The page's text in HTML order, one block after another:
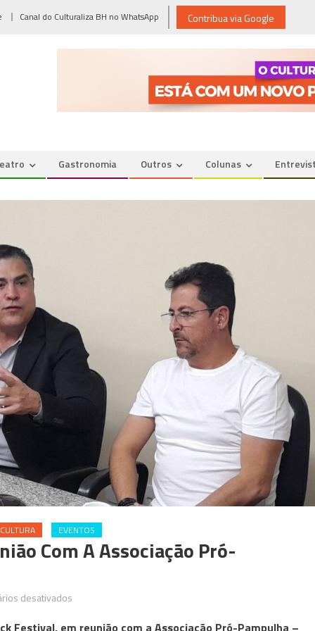
Canal do Culturaliza BH no WhatsApp Contribua via Google
Gastronomia Outros Colunas
EVENTOS
Com A Associação Pró-
desativados
Festival, em reunião com a Associação Pró-Pampulha –